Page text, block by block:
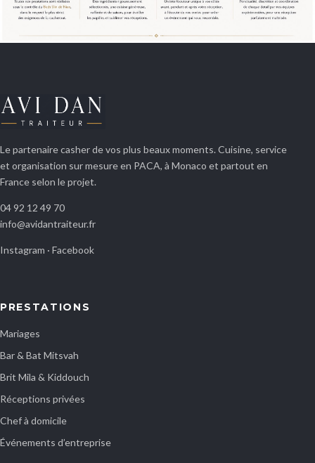
Le partenaire casher de vos plus beaux moments. Cuisine, service
et organisation sur mesure en PACA, à Monaco et partout en
France selon le projet.
04 92 12 49 70
info@avidantraiteur.fr
Instagram · Facebook
PRESTATIONS
Mariages
Bar & Bat Mitsvah
Brit Mila & Kiddouch
Réceptions privées
Chef à domicile
Événements d’entreprise